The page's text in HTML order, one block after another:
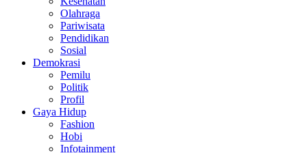
Olahraga
Pariwisata
Pendidikan
Sosial
Demokrasi
Pemilu
Politik
Profil
Gaya Hidup
Fashion
Hobi
Infotainment